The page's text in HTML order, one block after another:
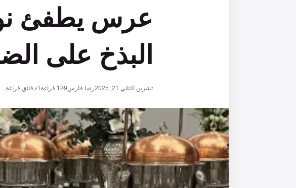
عرس يطفئ
البذخ على
تشرين الثاني 21, 2025 ريما فارس129 قراءة1 دقائق قراءة